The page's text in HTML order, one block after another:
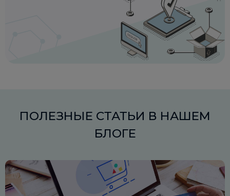
ПОЛЕЗНЫЕ СТАТЬИ В НАШЕМ
БЛОГЕ